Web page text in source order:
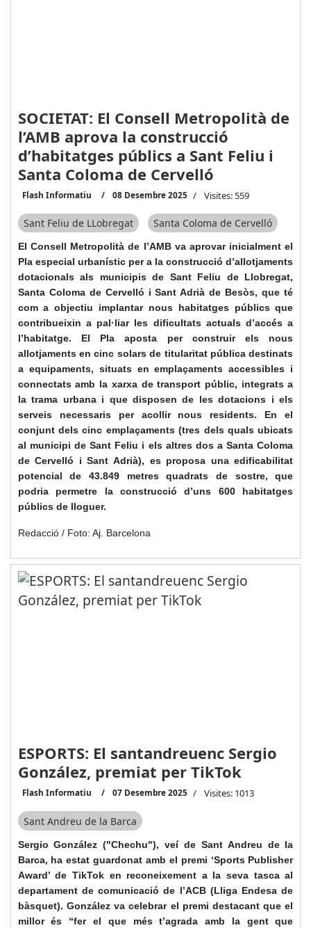
SOCIETAT: El Consell Metropolità de
l’AMB aprova la construcció
d’habitatges públics a Sant Feliu i
Santa Coloma de Cervelló
Flash Informatiu 08 Desembre 2025 Visites: 559
Sant Feliu de LLobregat Santa Coloma de Cervelló
El Consell Metropolità de l’AMB va aprovar inicialment el
Pla especial urbanístic per a la construcció d’allotjaments
dotacionals als municipis de Sant Feliu de Llobregat,
Santa Coloma de Cervelló i Sant Adrià de Besòs, que té
com a objectiu implantar nous habitatges públics que
contribueixin a pal·liar les dificultats actuals d’accés a
l’habitatge. El Pla aposta per construir els nous
allotjaments en cinc solars de titularitat pública destinats
a equipaments, situats en emplaçaments accessibles i
connectats amb la xarxa de transport públic, integrats a
la trama urbana i que disposen de les dotacions i els
serveis necessaris per acollir nous residents. En el
conjunt dels cinc emplaçaments (tres dels quals ubicats
al municipi de Sant Feliu i els altres dos a Santa Coloma
de Cervelló i Sant Adrià), es proposa una edificabilitat
potencial de 43.849 metres quadrats de sostre, que
podria permetre la construcció d’uns 600 habitatges
públics de lloguer.
Redacció / Foto: Aj. Barcelona
ESPORTS: El santandreuenc Sergio
González, premiat per TikTok
Flash Informatiu 07 Desembre 2025 Visites: 1013
Sant Andreu de la Barca
Sergio González ("Chechu"), veí de Sant Andreu de la
Barca, ha estat guardonat amb el premi ‘Sports Publisher
Award’ de TikTok en reconeixement a la seva tasca al
departament de comunicació de l’ACB (Lliga Endesa de
bàsquet). González va celebrar el premi destacant que el
millor és “fer el que més t’agrada amb la gent que